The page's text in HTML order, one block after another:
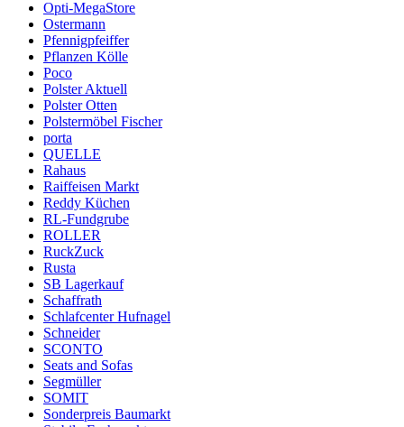
Opti-MegaStore
Ostermann
Pfennigpfeiffer
Pflanzen Kölle
Poco
Polster Aktuell
Polster Otten
Polstermöbel Fischer
porta
QUELLE
Rahaus
Raiffeisen Markt
Reddy Küchen
RL-Fundgrube
ROLLER
RuckZuck
Rusta
SB Lagerkauf
Schaffrath
Schlafcenter Hufnagel
Schneider
SCONTO
Seats and Sofas
Segmüller
SOMIT
Sonderpreis Baumarkt